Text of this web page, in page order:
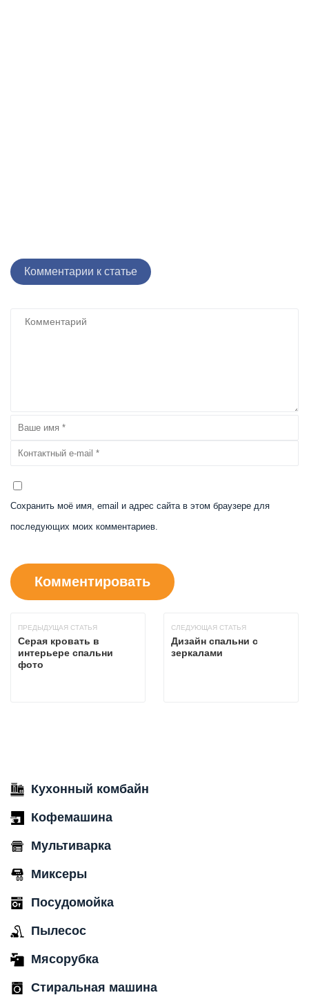
Комментарии к статье
Сохранить моё имя, email и адрес сайта в этом браузере для
последующих моих комментариев.
ПРЕДЫДУЩАЯ СТАТЬЯ
Серая кровать в
интерьере спальни
фото
СЛЕДУЮЩАЯ СТАТЬЯ
Дизайн спальни с
зеркалами
Кухонный комбайн
Кофемашина
Мультиварка
Миксеры
Посудомойка
Пылесос
Мясорубка
Стиральная машина